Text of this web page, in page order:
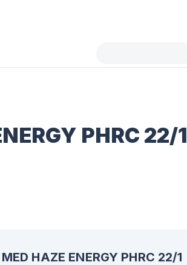
PHRC 22/1
MED HAZE ENERGY PHRC 22/1